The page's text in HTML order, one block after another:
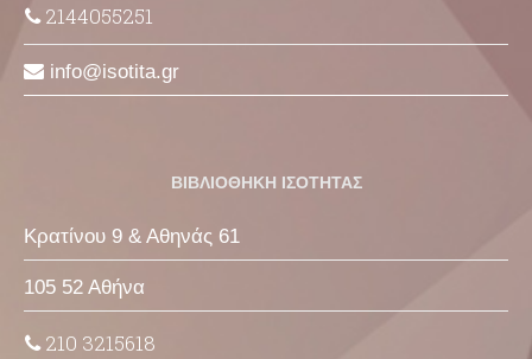
2144055251
info isotita gr
ΒΙΒΛΙΟΘΗΚΗ ΙΣΟΤΗΤΑΣ
Κρατίνου 9 & Αθηνάς 61
105 52 Αθήνα
210 3215618